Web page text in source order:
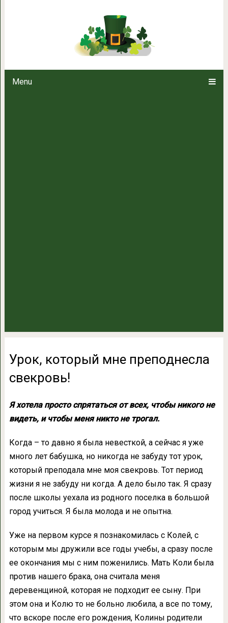
Menu
Урок, который мне
Урок, который мне преподнесла
свекровь!
Я хотела просто спрятаться от всех, чтобы никого не
видеть, и чтобы меня никто не трогал.
Когда – то давно я была невесткой, а сейчас я уже
много лет бабушка, но никогда не забуду тот урок,
который преподала мне моя свекровь. Тот период
жизни я не забуду ни когда. А дело было так. Я сразу
после школы уехала из родного поселка в большой
город учиться. Я была молода и не опытна.
Уже на первом курсе я познакомилась с Колей, с
которым мы дружили все годы учебы, а сразу после
ее окончания мы с ним поженились. Мать Коли была
против нашего брака, она считала меня
деревенщиной, которая не подходит ее сыну. При
этом она и Колю то не больно любила, а все по тому,
что вскоре после его рождения, Колины родители